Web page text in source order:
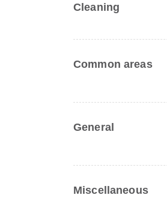
Cleaning
Common areas
General
Miscellaneous